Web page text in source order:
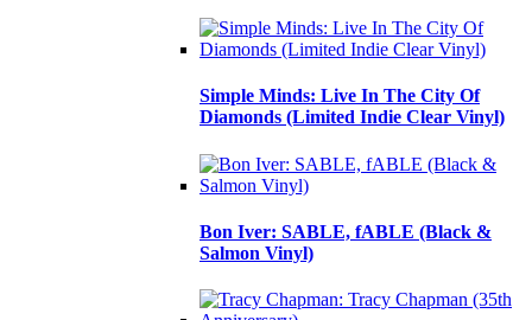
Simple Minds: Live In The City Of
Diamonds (Limited Indie Clear Vinyl)
Bon Iver: SABLE, fABLE (Black &
Salmon Vinyl)